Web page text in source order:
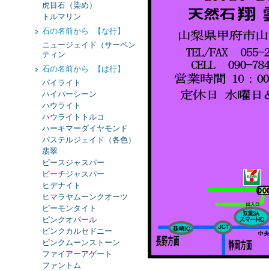
虎目石（染め）
トルマリン
石の名前から 【な行】
ニュージェイド（サーペン
ティン
石の名前から 【は行】
パイライト
ハイパーシーン
ハウライト
ハウライトトルコ
ハーキマーダイヤモンド
パステルジェイド（各色）
翡翠
ピースジャスパー
ピーチジャスパー
ヒデナイト
ヒマラヤムーンクオーツ
ピーモンタイト
ピンクオパール
ピンクカルセドニー
ピンクムーンストーン
ファイアーアゲート
ファントム